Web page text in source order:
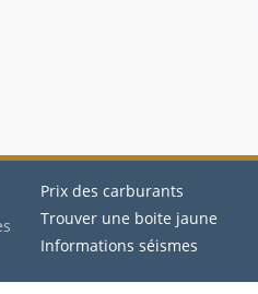
Prix des carburants
Trouver une boite jaune
Informations séismes